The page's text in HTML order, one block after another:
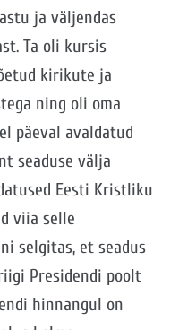
ja väljendas
Ta oli kursis
kirikute ja
ning oli oma
päeval avaldatud
seaduse välja
Eesti Kristliku
viia selle
selgitas, et seadus
Presidendi poolt
hinnangul on